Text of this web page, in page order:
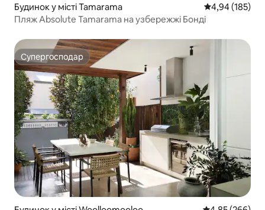
Будинок у місті Tamarama Середня
4,94 (185)
Пляж Absolute Tamarama на узбережжі Бонді
Супергосподар
Супергосподар